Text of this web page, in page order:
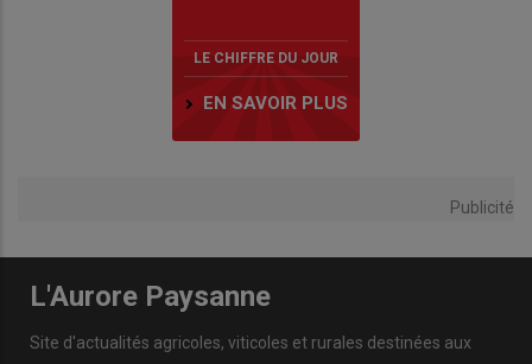
LE CHIFFRE DU JOUR
EN SAVOIR PLUS
Publicité
L'Aurore Paysanne
Site d'actualités agricoles, viticoles et rurales destinées aux